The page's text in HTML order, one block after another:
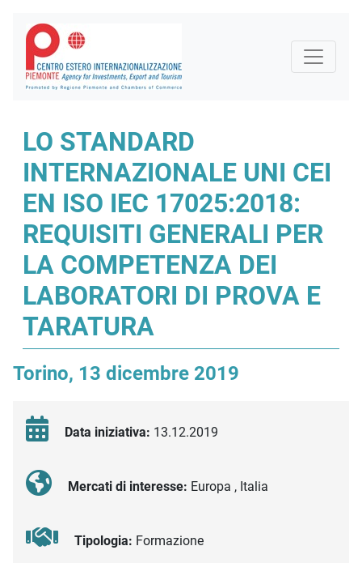
LO STANDARD
INTERNAZIONALE UNI CEI
EN ISO IEC 17025:2018:
REQUISITI GENERALI PER
LA COMPETENZA DEI
LABORATORI DI PROVA E
TARATURA
Torino, 13 dicembre 2019
Data iniziativa: 13.12.2019
Mercati di interesse: Europa , Italia
Tipologia: Formazione